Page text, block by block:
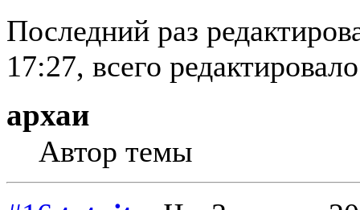
Последний раз
17:27, всего
архаи
Автор темы